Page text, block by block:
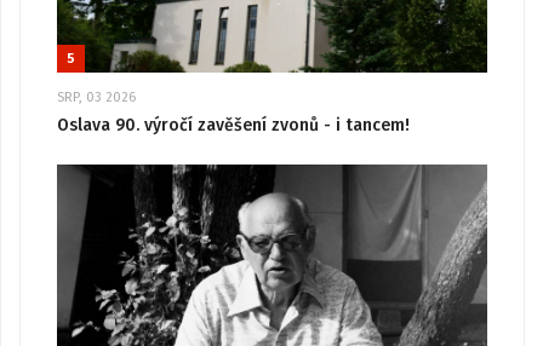
5
SRP, 03 2026
Oslava 90. výročí zavěšení zvonů - i tancem!